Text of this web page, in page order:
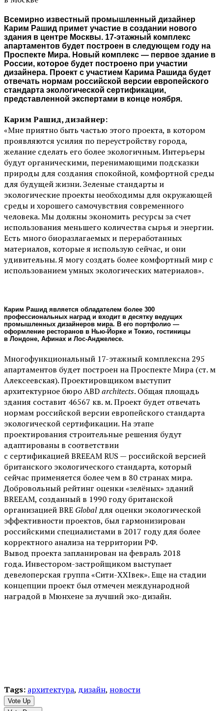
Всемирно известный промышленный дизайнер
Карим Рашид примет участие в создании нового
здания в центре Москвы. 17-этажный комплекс
апартаментов будет построен в следующем году на
Проспекте Мира. Новый комплекс — первое здание в
России, которое будет построено при участии
дизайнера. Проект с участием Карима Рашида будет
отвечать нормам российской версии европейского
стандарта экологической сертификации,
представленной экспертами в конце ноября.
Карим Рашид, дизайнер:
«Мне приятно быть частью этого проекта, в котором
проявляются усилия по переустройству города,
желание сделать его более экологичным. Интерьеры
будут органическими, перенимающими подсказки
природы для создания спокойной, комфортной среды
для будущей жизни. Зеленые стандарты и
экологические проекты необходимы для окружающей
среды и хорошего самочувствия современного
человека. Мы должны экономить ресурсы за счет
использования меньшего количества сырья и энергии.
Есть много биоразлагаемых и переработанных
материалов, которые я использую сейчас, и они
удивительны. Я могу создать более комфортный мир с
использованием умных экологических материалов».
Карим Рашид является обладателем более 300
профессиональных наград и входит в десятку ведущих
промышленных дизайнеров мира. В его портфолио —
оформление ресторанов в Нью-Йорке и Токио, гостиницы
в Лондоне, Афинах и Лос-Анджелесе.
Многофункциональный 17-этажный комплексна 295
апартаментов будет построен на Проспекте Мира (ст. м
Алексеевская). Проектировщиком выступит
архитектурное бюроABDarchitects. Общая площадь
здания составит 46567 кв. м. Проект будет отвечать
нормам российской версии европейского стандарта
экологической сертификации. На этапе
проектирования строительные решения будут
адаптированы в соответствии
с сертификацией BREEAM RUS — российской версией
британского экологического стандарта, который
сейчас применяется более чем в 80 странах мира.
Добровольный рейтинг оценки «зелёных» зданий
BREEAM, созданный в 1990 году британской
организацией BRE Globalдля оценки экологической
эффективности проектов, был гармонизирован
российскими специалистами в 2017 году для более
корректного анализа на территории РФ.
Вывод проекта запланирован на февраль 2018
года.Инвестором-застройщиком выступает
девелоперская группа «Сити-XXIвек». Еще на стадии
концепции проект был отмечен международной
наградой в Мюнхене за лучший эко-дизайн.
Tags: архитектура, дизайн, новости
Vote Up